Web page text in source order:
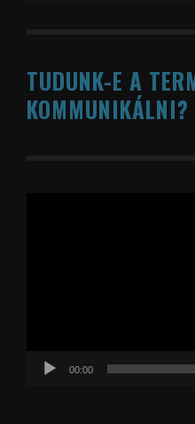
TUDUNK-E A
KOMMUNIKÁLNI?
00:00